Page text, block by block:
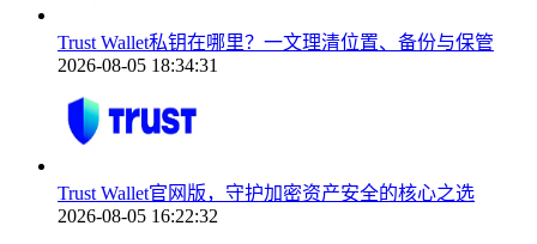
Trust Wallet私钥在哪里？一文理清位置、备份与保管
2026-08-05 18:34:31
Trust Wallet官网版，守护加密资产安全的核心之选
2026-08-05 16:22:32